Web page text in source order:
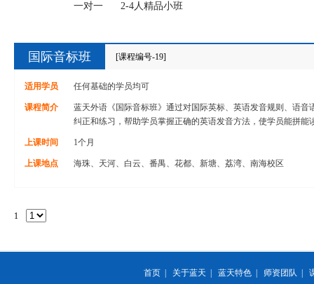
一对一
2-4人精品小班
国际音标班 [课程编号-19]
适用学员 任何基础的学员均可
课程简介
蓝天外语《国际音标班》通过对国际英标、英语发音规则、语音
纠正和练习，帮助学员掌握正确的英语发音方法，使学员能拼能
上课时间 1个月
上课地点 海珠、天河、白云、番禺、花都、新塘、荔湾、南海校区
1
首页 关于蓝天 蓝天特色 师资团队